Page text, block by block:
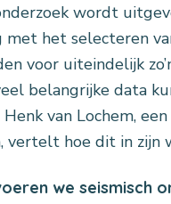
wordt
met het selecteren
voor uiteindelijk
belangrijke data
van Lochem,
vertelt hoe dit in zijn
we seismisch